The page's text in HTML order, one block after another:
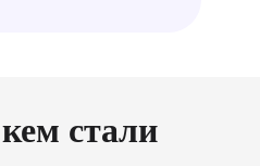
стали